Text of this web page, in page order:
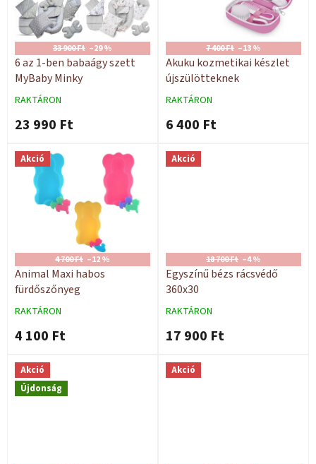
33 900 Ft –29 %
6 az 1-ben babaágy szett
MyBaby Minky
RAKTÁRON
23 990 Ft
7 400 Ft –13 %
Akuku kozmetikai készlet
újszülötteknek
RAKTÁRON
6 400 Ft
Akció
4 700 Ft –12 %
Animal Maxi habos
fürdőszőnyeg
RAKTÁRON
4 100 Ft
Akció
18 700 Ft –4 %
Egyszínű bézs rácsvédő
360x30
RAKTÁRON
17 900 Ft
Akció
Újdonság
Akció